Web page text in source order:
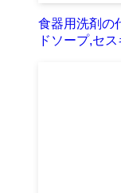
食器用洗剤の
ドソープ,セ